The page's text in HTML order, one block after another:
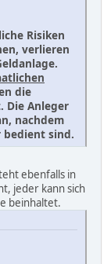
Risiken
verlieren
die
Die Anleger
nachdem
bedient sind.
ebenfalls in
jeder kann sich
beinhaltet.